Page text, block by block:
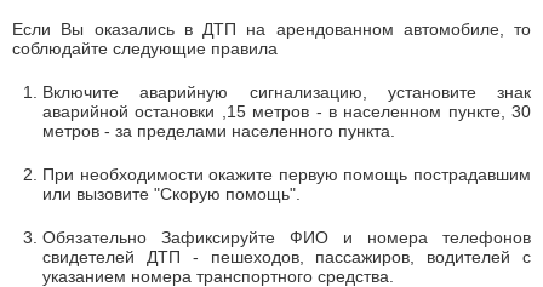
Если Вы оказались в ДТП на арендованном автомобиле, то
соблюдайте следующие правила
Включите аварийную сигнализацию, установите знак
аварийной остановки ,15 метров - в населенном пункте, 30
метров - за пределами населенного пункта.
При необходимости окажите первую помощь пострадавшим
или вызовите "Скорую помощь".
Обязательно Зафиксируйте ФИО и номера телефонов
свидетелей ДТП - пешеходов, пассажиров, водителей с
указанием номера транспортного средства.